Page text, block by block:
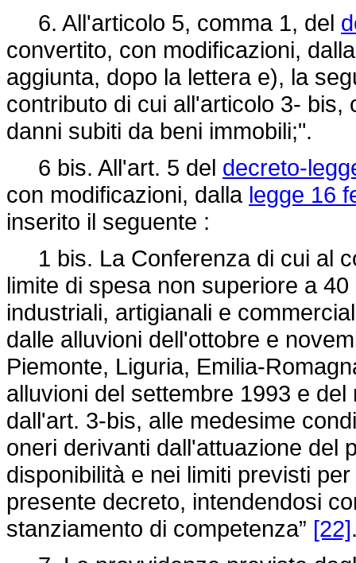
6. All'articolo 5, comma 1, del
convertito, con modificazioni,
aggiunta, dopo la lettera e), la
contributo di cui all'articolo 3-
danni subiti da beni immobili;".
6 bis. All'art. 5 del decreto-
con modificazioni, dalla legge 16
inserito il seguente :
1 bis. La Conferenza di cui al
limite di spesa non superiore a
industriali, artigianali e
dalle alluvioni dell'ottobre e
Piemonte, Liguria, Emilia-
alluvioni del settembre 1993 e
dall'art. 3-bis, alle medesime
oneri derivanti dall'attuazione del
disponibilità e nei limiti previsti
presente decreto, intendendosi
stanziamento di competenza” [22]